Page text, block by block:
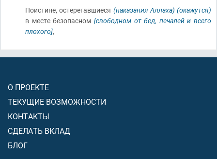
Поистине, остерегавшиеся (наказания Аллаха) (окажутся)
в месте безопасном [свободном от бед, печалей и всего
плохого],
О ПРОЕКТЕ
ТЕКУЩИЕ ВОЗМОЖНОСТИ
КОНТАКТЫ
СДЕЛАТЬ ВКЛАД
БЛОГ